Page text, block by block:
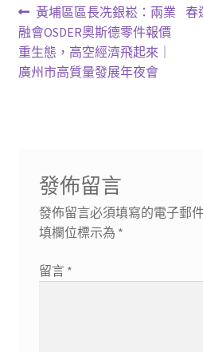
文
章
導
上
一
篇
文
黃埔區區長冼銀崧：兩業
融會OSDER奧斯德零件報價
重生態，高空經濟飛起來｜
廣州市高質量發展年夜會
下
春
發佈留言
發佈留言必須填寫的電子郵
填欄位標示為 *
留言 *